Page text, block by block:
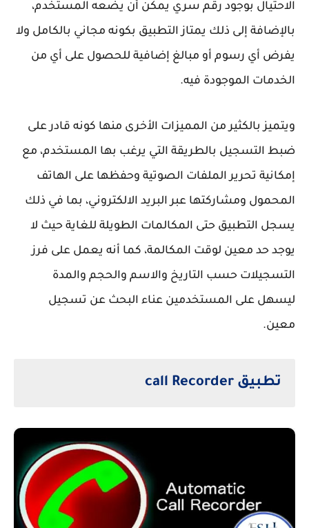
الاحتيال بوجود رقم سري يمكن أن يضعه المستخدم،
بالإضافة إلى ذلك يمتاز التطبيق بكونه مجاني بالكامل ولا
يفرض أي رسوم أو مبالغ إضافية للحصول على أي من
الخدمات الموجودة فيه.
ويتميز بالكثير من المميزات الأخرى منها كونه قادر على
ضبط التسجيل بالطريقة التي يرغب بها المستخدم، مع
إمكانية تحرير الملفات الصوتية وحفظها على الهاتف
المحمول ومشاركتها عبر البريد الالكتروني، بما في ذلك
يسجل التطبيق حتى المكالمات الطويلة للغاية حيث لا
يوجد حد معين لوقت المكالمة، كما أنه يعمل على فرز
التسجيلات حسب التاريخ والاسم والحجم والمدة
ليسهل على المستخدمين عناء البحث عن تسجيل
معين.
تطبيق call Recorder